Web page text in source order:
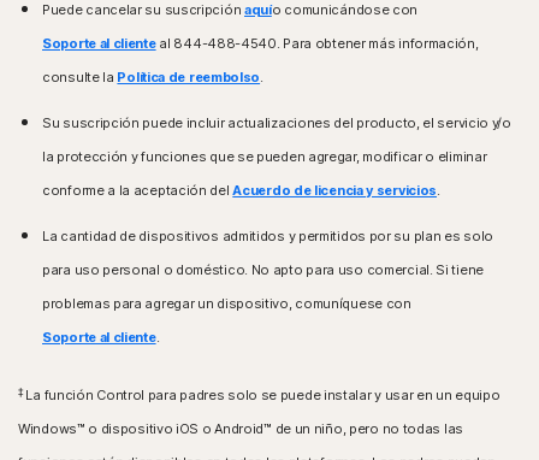
Puede cancelar su suscripción aquío comunicándose con
Soporte al clienteal 844-488-4540. Para obtener más información,
consulte la Política de reembolso.
Su suscripción puede incluir actualizaciones del producto, el servicio y/o
la protección y funciones que se pueden agregar, modificar o eliminar
conforme a la aceptación delAcuerdo de licencia y servicios.
La cantidad de dispositivos admitidos y permitidos por su plan es solo
para uso personal o doméstico. No apto para uso comercial. Si tiene
problemas para agregar un dispositivo, comuníquese con
Soporte al cliente.
‡La función Control para padres solo se puede instalar y usar en un equipo
Windows™ o dispositivo iOS o Android™ de un niño, pero no todas las